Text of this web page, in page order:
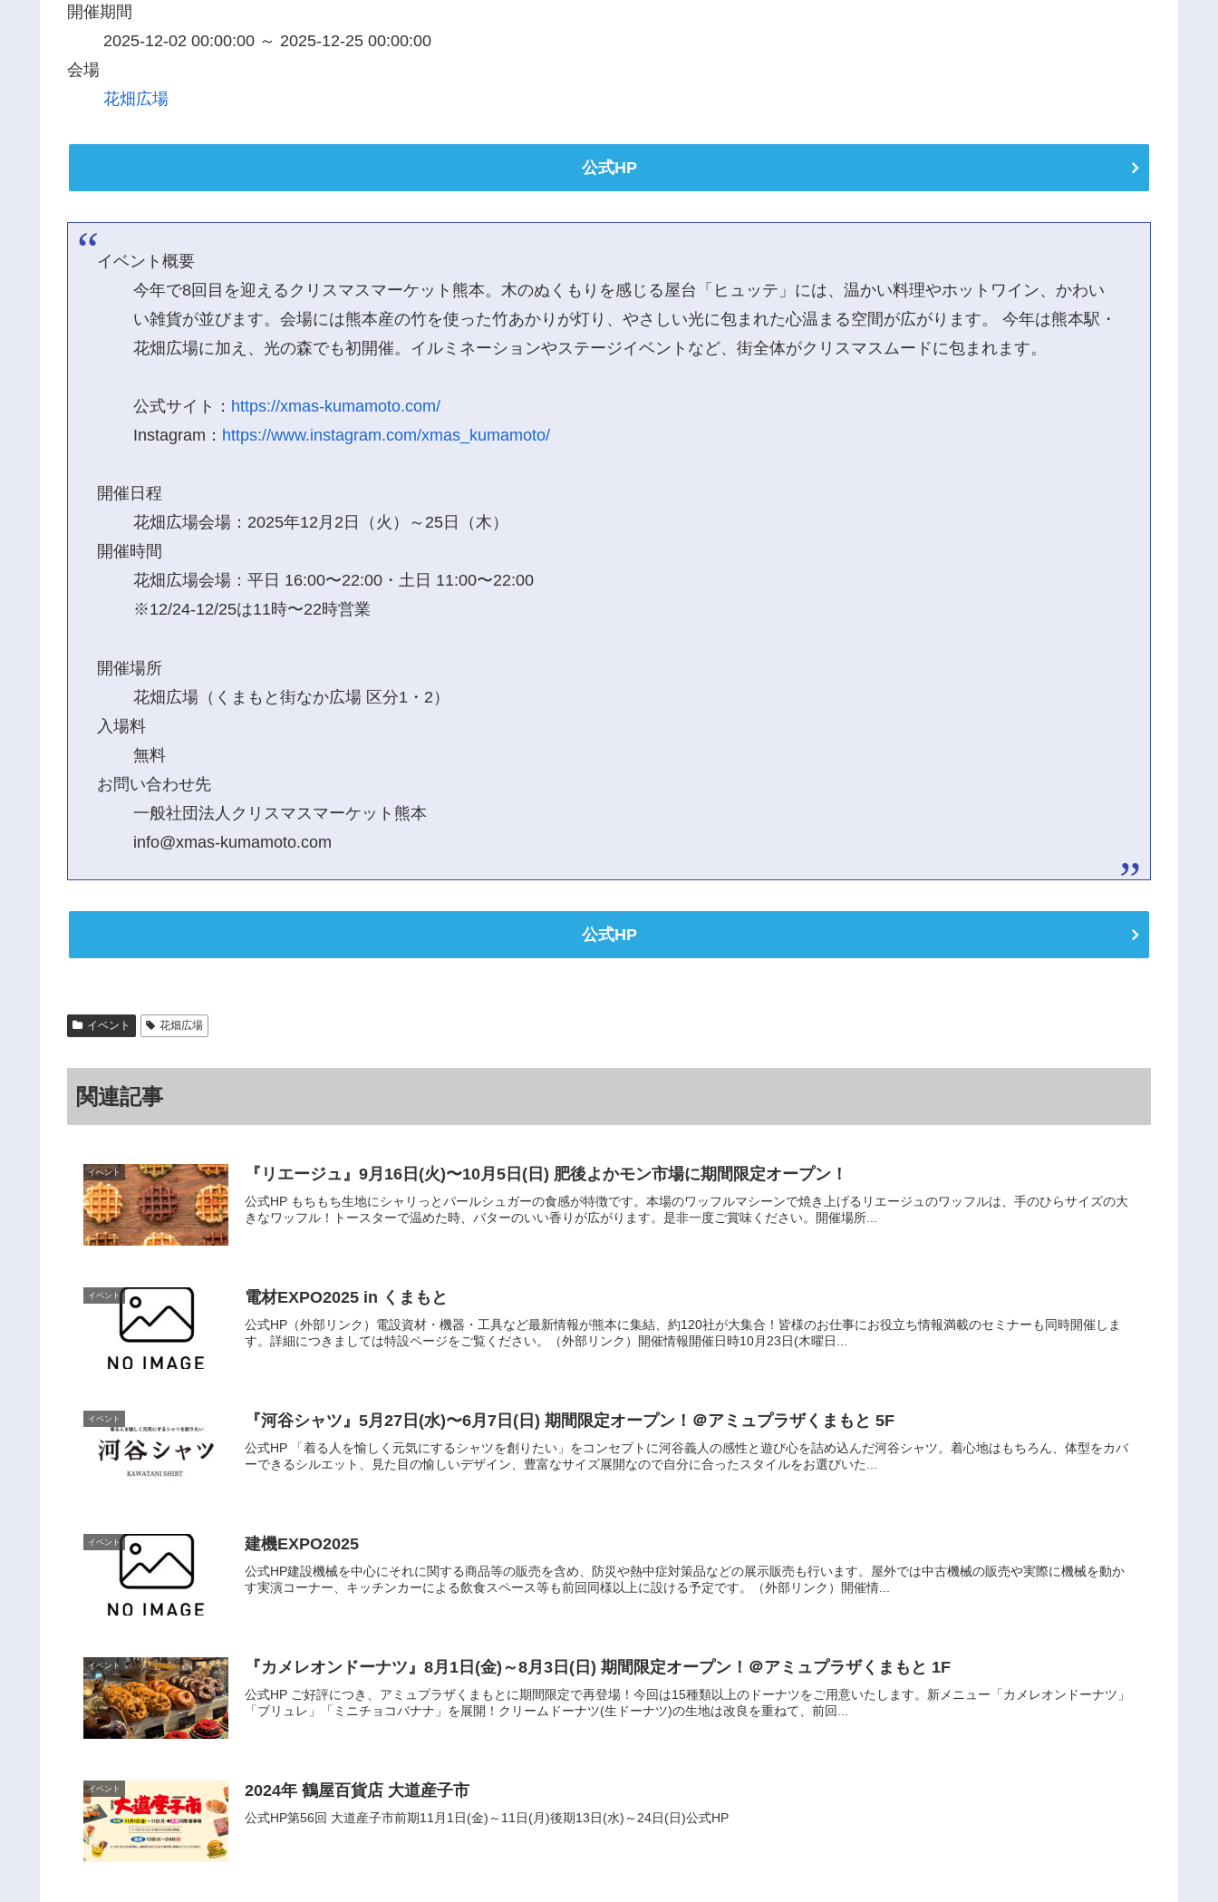
開催期間
2025-12-02 00:00:00 ～ 2025-12-25 00:00:00
会場
花畑広場
公式HP
イベント概要
今年で8回目を迎えるクリスマスマーケット熊本。木のぬくもりを感じる屋台「ヒュッテ」には、温かい料理やホットワイン、かわい
い雑貨が並びます。会場には熊本産の竹を使った竹あかりが灯り、やさしい光に包まれた心温まる空間が広がります。 今年は熊本駅・
花畑広場に加え、光の森でも初開催。イルミネーションやステージイベントなど、街全体がクリスマスムードに包まれます。
公式サイト： https://xmas-kumamoto.com/
Instagram： https://www.instagram.com/xmas_kumamoto/
開催日程
花畑広場会場：2025年12月2日（火）～25日（木）
開催時間
花畑広場会場：平日 16:00〜22:00・土日 11:00〜22:00
※12/24-12/25は11時〜22時営業
開催場所
花畑広場（くまもと街なか広場 区分1・2）
入場料
無料
お問い合わせ先
一般社団法人クリスマスマーケット熊本
info@xmas-kumamoto.com
公式HP
イベント 花畑広場
関連記事
イベント 『リエージュ』9月16日(火)〜10月5日(日) 肥後よかモン市場に期間限定オープン！
公式HP もちもち生地にシャリっとパールシュガーの食感が特徴です。本場のワッフルマシーンで焼き上げるリエージュのワッフルは、手のひらサイズの大
きなワッフル！トースターで温めた時、バターのいい香りが広がります。是非一度ご賞味ください。開催場所...
イベント 電材EXPO2025 in くまもと
公式HP（外部リンク）電設資材・機器・工具など最新情報が熊本に集結、約120社が大集合！皆様のお仕事にお役立ち情報満載のセミナーも同時開催しま
す。詳細につきましては特設ページをご覧ください。（外部リンク）開催情報開催日時10月23日(木曜日...
イベント 『河谷シャツ』5月27日(水)〜6月7日(日) 期間限定オープン！＠アミュプラザくまもと 5F
公式HP 「着る人を愉しく元気にするシャツを創りたい」をコンセプトに河谷義人の感性と遊び心を詰め込んだ河谷シャツ。着心地はもちろん、体型をカバ
ーできるシルエット、見た目の愉しいデザイン、豊富なサイズ展開なので自分に合ったスタイルをお選びいた...
イベント 建機EXPO2025
公式HP建設機械を中心にそれに関する商品等の販売を含め、防災や熱中症対策品などの展示販売も行います。屋外では中古機械の販売や実際に機械を動か
す実演コーナー、キッチンカーによる飲食スペース等も前回同様以上に設ける予定です。（外部リンク）開催情...
イベント 『カメレオンドーナツ』8月1日(金)～8月3日(日) 期間限定オープン！＠アミュプラザくまもと 1F
公式HP ご好評につき、アミュプラザくまもとに期間限定で再登場！今回は15種類以上のドーナツをご用意いたします。新メニュー「カメレオンドーナツ」
「ブリュレ」「ミニチョコバナナ」を展開！クリームドーナツ(生ドーナツ)の生地は改良を重ねて、前回...
イベント 2024年 鶴屋百貨店 大道産子市
公式HP第56回 大道産子市前期11月1日(金)～11日(月)後期13日(水)～24日(日)公式HP